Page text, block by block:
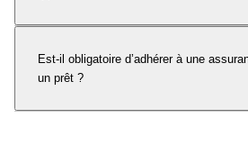
Est-il obligatoire d’adhérer à une
un prêt ?